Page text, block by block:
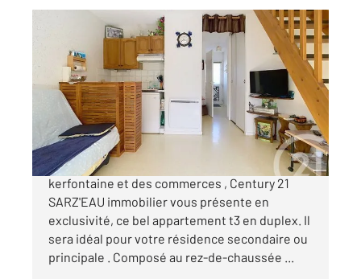
SARZEAU 56
31,30 m
, 3 pièces
Ref : 13484
Appartement Duplex à vendre
180 400 €
Idéalement situé à quelques pas de la plage de
kerfontaine et des commerces , Century 21
SARZ'EAU immobilier vous présente en
exclusivité, ce bel appartement t3 en duplex. Il
sera idéal pour votre résidence secondaire ou
principale . Composé au rez-de-chaussée ...